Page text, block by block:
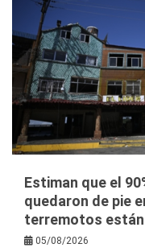
Estiman que el
quedaron de pie
terremotos
05/08/2026